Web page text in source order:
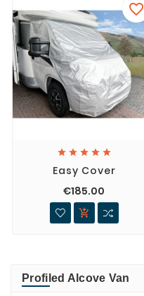
    
Easy Cover
€185.00

favorite_border
Profiled Alcove Van